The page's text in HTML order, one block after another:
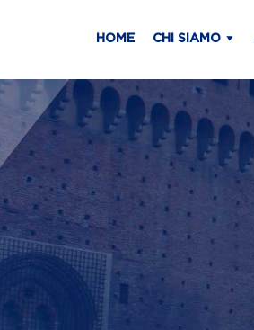
HOME CHI SIAMO